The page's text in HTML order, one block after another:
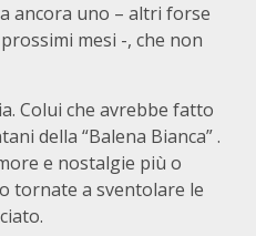
ancora uno – altri forse
mesi -, che non
Colui che avrebbe fatto
della “Balena Bianca” .
e nostalgie più o
tornate a sventolare le